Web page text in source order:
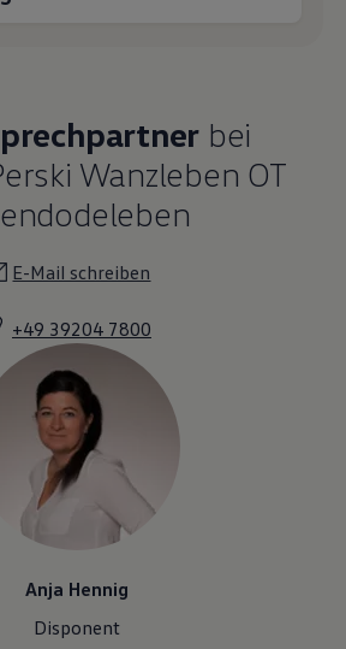
bei
Wanzleben OT
E-Mail schreiben
+49 39204 7800
Anja Hennig
Disponent